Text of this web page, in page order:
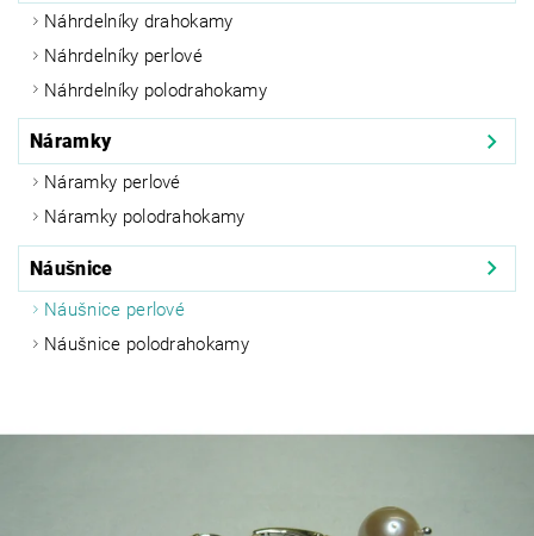
Náhrdelníky drahokamy
Náhrdelníky perlové
Náhrdelníky polodrahokamy
Náramky
Náramky perlové
Náramky polodrahokamy
Náušnice
Náušnice perlové
Náušnice polodrahokamy